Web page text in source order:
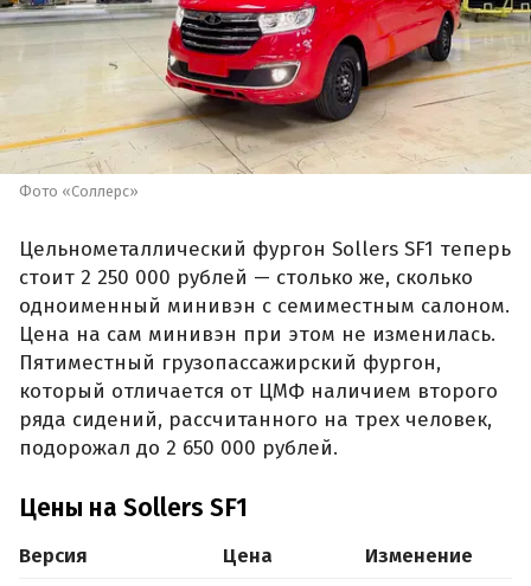
Фото «Соллерс»
Цельнометаллический фургон Sollers SF1 теперь
стоит 2 250 000 рублей — столько же, сколько
одноименный минивэн с семиместным салоном.
Цена на сам минивэн при этом не изменилась.
Пятиместный грузопассажирский фургон,
который отличается от ЦМФ наличием второго
ряда сидений, рассчитанного на трех человек,
подорожал до 2 650 000 рублей.
Цены на Sollers SF1
Версия Цена Изменение